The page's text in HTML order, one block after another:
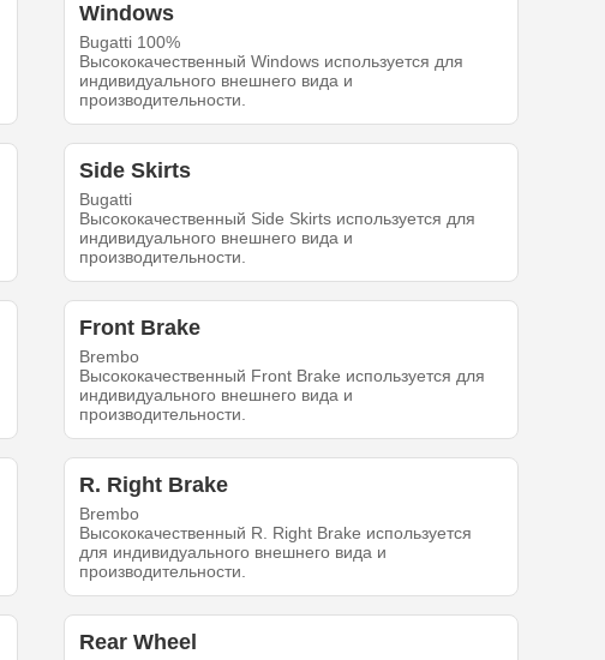
Windows
Bugatti 100%
Высококачественный Windows используется для
индивидуального внешнего вида и
производительности.
Side Skirts
Bugatti
Высококачественный Side Skirts используется для
индивидуального внешнего вида и
производительности.
Front Brake
Brembo
Высококачественный Front Brake используется для
индивидуального внешнего вида и
производительности.
R. Right Brake
Brembo
Высококачественный R. Right Brake используется
для индивидуального внешнего вида и
производительности.
Rear Wheel